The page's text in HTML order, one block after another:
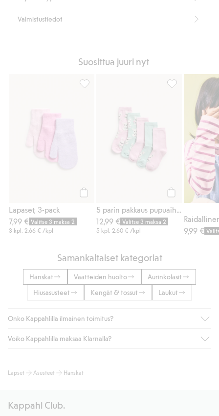
Valmistustiedot
Suosittua juuri nyt
Lapaset, 3-pack
7,99 € Valitse 3 maksa 2
3 kpl. 2,66 € /kpl
12,99 € Valitse 3 maksa 2
5 kpl.2,60 € /kpl
5 parin
9,99 €
Samankaltaiset kategoriat
Hanskat Vaatteiden huolto
Aurinkolasit
Hiusasusteet
Kengät & tossut Laukut
Onko Kappahlilla ilmainen toimitus?
Jos olet Kappahl Clubin jäsen, saat aina ilmaisen toimituksen
kotiinkuljetusta). Toimituskulut poistuvat automaattisesti, kun
noutopisteeseen tai pakettiautomaattiin ja PostNordin
Voiko Kappahlilla maksaa Klarnalla?
maksutavat, kuten laskun, sekä muita maksuvaihtoehtoja.
Lisätietoja Klarnan maksuehdoista
Lapset Asusteet Hanskat
Kappahl Club.